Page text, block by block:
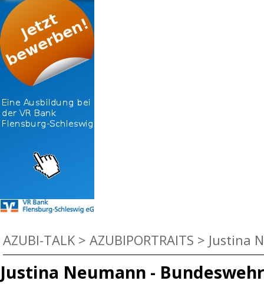
AZUBI-TALK > AZUBIPORTRAITS > Justina
Justina Neumann - Bundeswehr